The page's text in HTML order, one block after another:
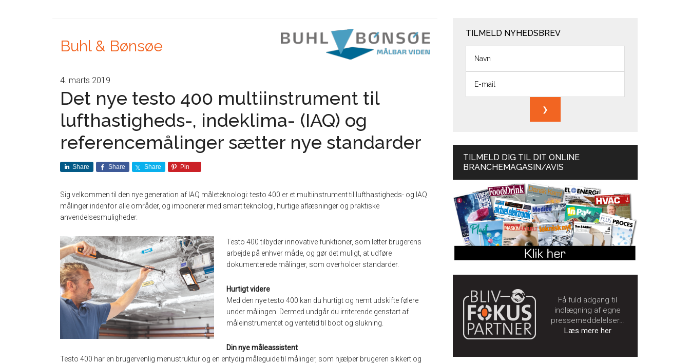
Buhl & Bønsøe
4. marts 2019
Det nye testo 400 multiinstrument til
lufthastigheds-, indeklima- (IAQ) og
referencemålinger sætter nye standarder
Share Share Share Pin
Sig velkommen til den nye generation af IAQ måleteknologi: testo 400 er et multiinstrument til lufthastigheds- og IAQ
målinger indenfor alle områder, og imponerer med smart teknologi, hurtige aflæsninger og praktiske
anvendelsesmuligheder.
Testo 400 tilbyder innovative funktioner, som letter brugerens
arbejde på enhver måde, og gør det muligt, at udføre
dokumenterede målinger, som overholder standarder.
Hurtigt videre
Med den nye testo 400 kan du hurtigt og nemt udskifte følere
under målingen. Dermed undgår du irriterende genstart af
måleinstrumentet og ventetid til boot og slukning.
Din nye måleassistent
Testo 400 har en brugervenlig menustruktur og en entydig måleguide til målinger, som hjælper brugeren sikkert og
TILMELD NYHEDSBREV
TILMELD DIG TIL DIT ONLINE
BRANCHEMAGASIN/AVIS
Få fuld adgang til
indlægning af egne
pressemeddelelser…
Læs mere her